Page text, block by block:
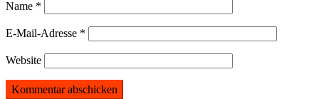
Name *
E-Mail-Adresse *
Website